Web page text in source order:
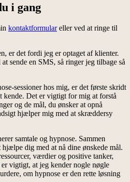
i gang
kontaktformulareller ved at ringe til
er det fordi jeg er optaget af klienter.
sende en SMS, så ringer jeg tilbage så
sessioner hos mig, er det første skridt
Det er vigtigt for mig at forstå
og de mål, du ønsker at opnå
hjælper mig med at skræddersy
samtale og hypnose. Sammen
dig med at nå dine ønskede mål.
værdier og positive tanker,
vigtigt, at jeg kender nogle nøgle
om hypnose er den rette løsning